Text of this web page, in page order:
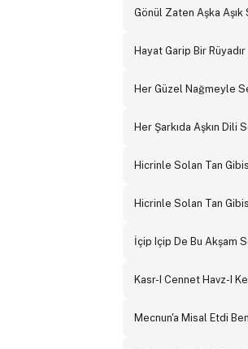
Gönül Zaten Aşka
Hayat Garip Bir
Her Güzel Nağmeyle
Her Şarkıda Aşkın Dili
Hicrinle Solan Tan
Hicrinle Solan Tan
İçip Içip De Bu Akşam
Kasr-I Cennet Havz-I
Mecnun'a Misal Etdi